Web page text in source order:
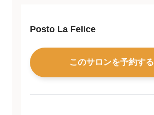
Posto La Felice
このサロンを予約する